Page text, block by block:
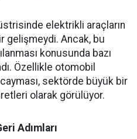
elektrikli araçların
gelişmeydi. Ancak, bu
konusunda bazı
Özellikle otomobil
sektörde büyük bir
olarak görülüyor.
Adımları